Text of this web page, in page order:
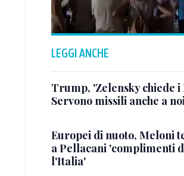
LEGGI ANCHE
Trump, 'Zelensky chiede i
Servono missili anche a
Europei di nuoto, Meloni
a Pellacani 'complimenti
l'Italia'